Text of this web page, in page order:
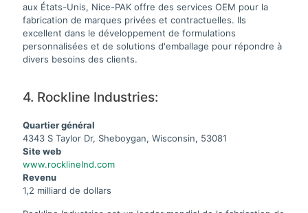
aux États-Unis, Nice-PAK offre des services OEM pour la
fabrication de marques privées et contractuelles. Ils
excellent dans le développement de formulations
personnalisées et de solutions d'emballage pour répondre à
divers besoins des clients.
4. Rockline Industries:
Quartier général
4343 S Taylor Dr, Sheboygan, Wisconsin, 53081
Site web
www.rocklineInd.com
Revenu
1,2 milliard de dollars